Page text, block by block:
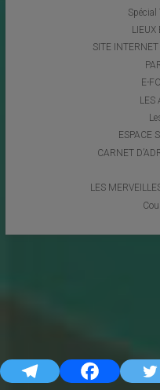
Spécial
LIEUX
SITE
E-
LES
ESPACE
CARNET
LES